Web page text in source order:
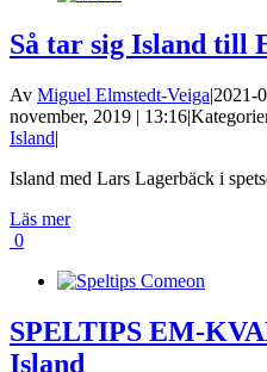
Så tar sig Island till
Av Miguel Elmstedt-Veiga|2021-
november, 2019 | 13:16|
Island|
Island med Lars Lagerbäck i
Läs mer
0
SPELTIPS EM-
Island